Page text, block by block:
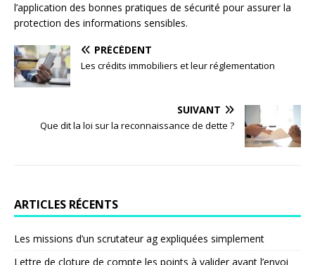
l’application des bonnes pratiques de sécurité pour assurer la
protection des informations sensibles.
PRÉCÉDENT
Les crédits immobiliers et leur réglementation
SUIVANT
Que dit la loi sur la reconnaissance de dette ?
ARTICLES RÉCENTS
Les missions d’un scrutateur ag expliquées simplement
Lettre de cloture de compte les points à valider avant l’envoi